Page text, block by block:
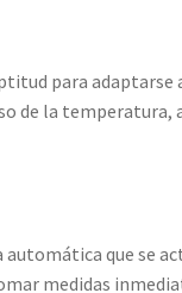
para
de la
automática que se
medidas